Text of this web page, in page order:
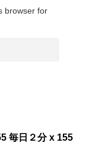
browser for
毎日２分 x 155